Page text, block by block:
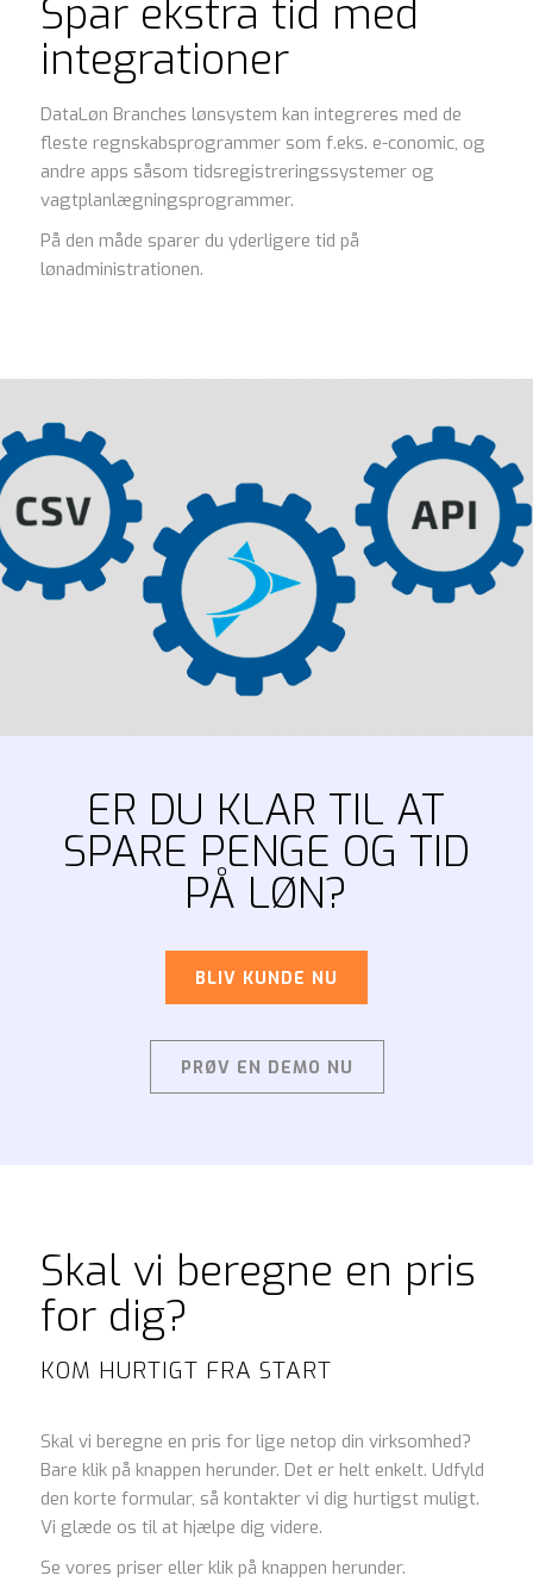
Spar ekstra tid med
integrationer
DataLøn Branches lønsystem kan integreres med de
fleste regnskabsprogrammer som f.eks. e-conomic, og
andre apps såsom tidsregistreringssystemer og
vagtplanlægningsprogrammer.
På den måde sparer du yderligere tid på
lønadministrationen.
ER DU KLAR TIL AT
SPARE PENGE OG TID
PÅ LØN?
BLIV KUNDE NU
PRØV EN DEMO NU
Skal vi beregne en pris
for dig?
KOM HURTIGT FRA START
Skal vi beregne en pris for lige netop din virksomhed?
Bare klik på knappen herunder. Det er helt enkelt. Udfyld
den korte formular, så kontakter vi dig hurtigst muligt.
Vi glæde os til at hjælpe dig videre.
Se vores priser eller klik på knappen herunder.